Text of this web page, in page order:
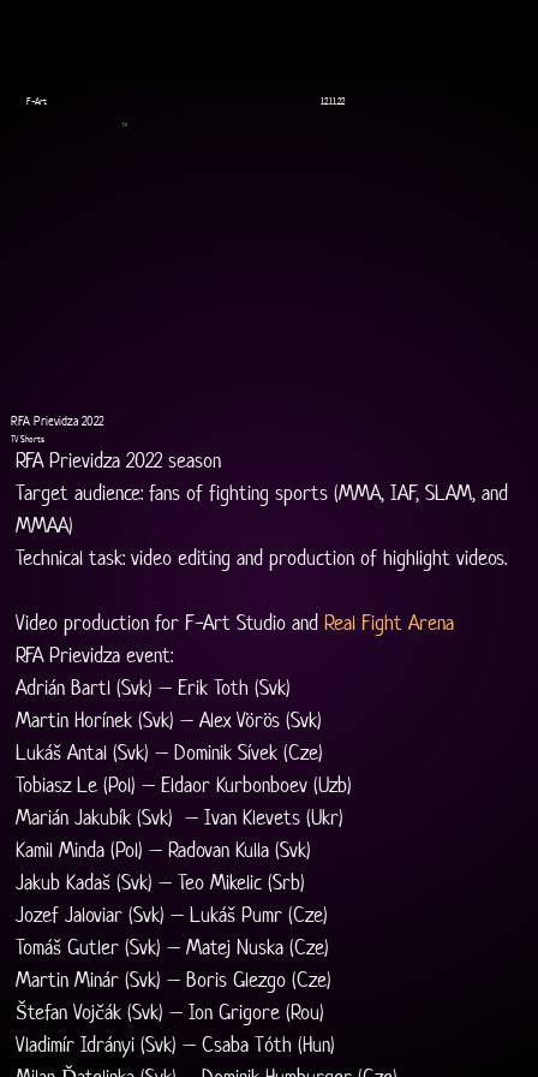
RFA Prievidza 2022
TV Shorts
RFA Prievidza 2022 season
Target audience: fans of fighting sports (MMA, IAF, SLAM, and
MMAA)
Technical task: video editing and production of highlight videos.
Video production for F-Art Studio and Real Fight Arena
RFA Prievidza event:
Adrián Bartl (Svk) – Erik Toth (Svk)
Martin Horínek (Svk) – Alex Vörös (Svk)
Lukáš Antal (Svk) – Dominik Sívek (Cze)
Tobiasz Le (Pol) – Eldaor Kurbonboev (Uzb)
Marián Jakubík (Svk)  – Ivan Klevets (Ukr)
Kamil Minda (Pol) – Radovan Kulla (Svk)
Jakub Kadaš (Svk) – Teo Mikelic (Srb)
Jozef Jaloviar (Svk) – Lukáš Pumr (Cze)
Tomáš Gutler (Svk) – Matej Nuska (Cze)
Martin Minár (Svk) – Boris Glezgo (Cze)
Štefan Vojčák (Svk) – Ion Grigore (Rou)
Vladimír Idrányi (Svk) – Csaba Tóth (Hun)
F-Art 12.11.22
TV